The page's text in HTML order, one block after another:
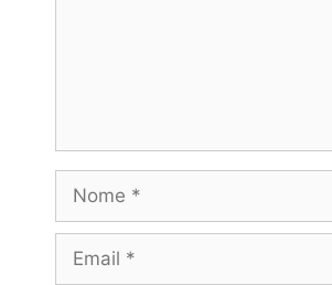
Nome
Email